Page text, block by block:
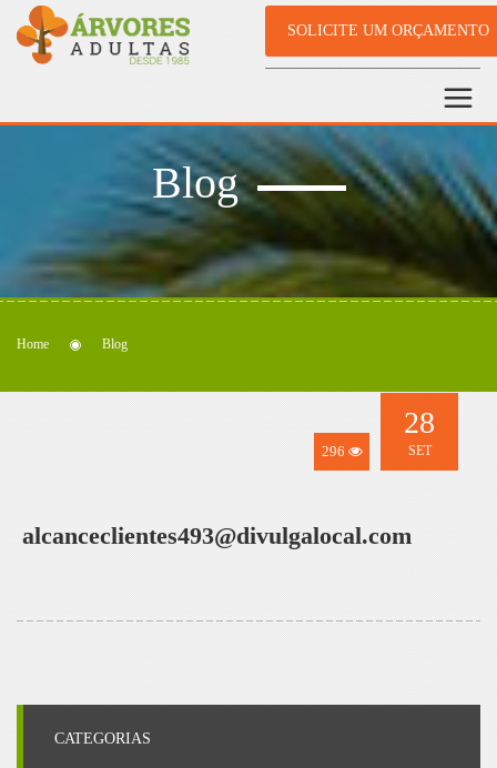
SOLICITE UM ORÇAMENTO
Blog
Home Blog
296
28
SET
alcanceclientes493@divulgalocal.com
CATEGORIAS